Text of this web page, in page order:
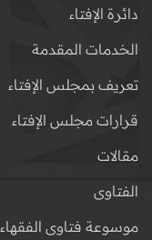
دائرة الإفتاء
الخدمات المقدمة
تعريف بمجلس الإفتاء
قرارات مجلس الإفتاء
مقالات
الفتاوى
موسوعة فتاوى الفقهاء